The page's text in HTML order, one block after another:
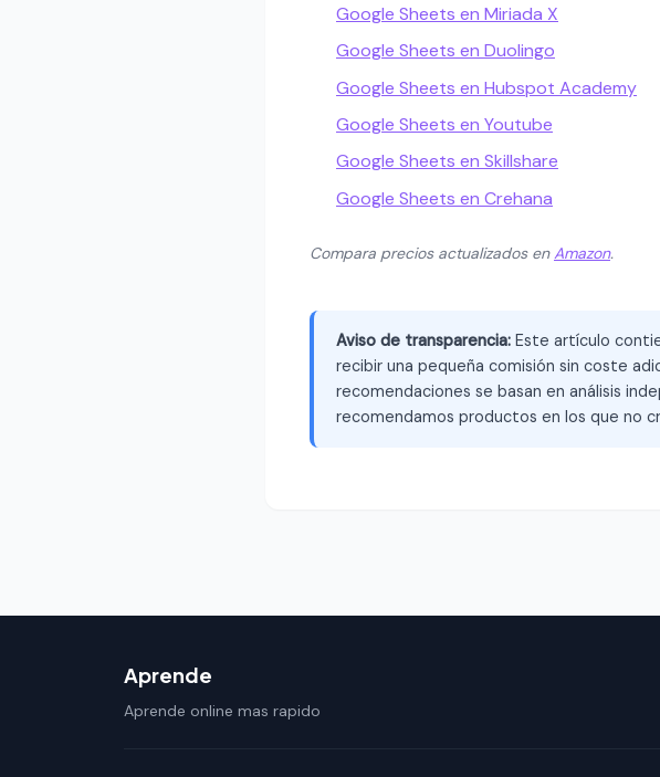
Google Sheets en Miriada X
Google Sheets en Duolingo
Google Sheets en Hubspot Academy
Google Sheets en Youtube
Google Sheets en Skillshare
Google Sheets en Crehana
Compara precios actualizados enAmazon.
Aviso de transparencia: Este artículo
recibir una pequeña comisión sin coste
recomendaciones se basan en análisis
recomendamos productos en los que no
Aprende
Aprende online mas rapido